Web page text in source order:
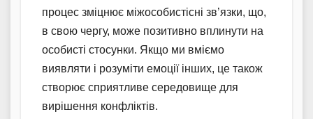
процес зміцнює міжособистісні зв’язки, що,
в свою чергу, може позитивно вплинути на
особисті стосунки. Якщо ми вміємо
виявляти і розуміти емоції інших, це також
створює сприятливе середовище для
вирішення конфліктів.